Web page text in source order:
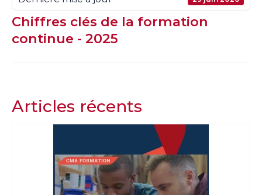
Chiffres clés de la formation
continue - 2025
Articles récents